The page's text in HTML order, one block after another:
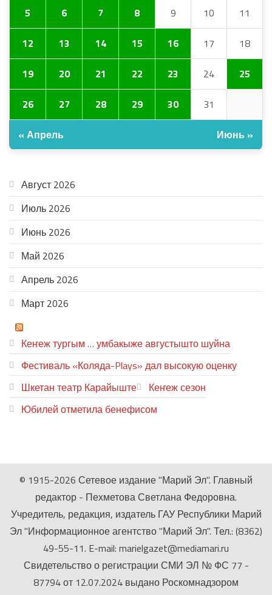
5 6 7 8 9 10 11
12 13 14 15 16 17 18
19 20 21 22 23 24 25
26 27 28 29 30 31
« Апрель Июнь »
Август 2026
Июль 2026
Июнь 2026
Май 2026
Апрель 2026
Март 2026
Кеҥеж тургым … умбакыже августышто шуйна
Фестиваль «Коляда-Plays» дал высокую оценку
Шкетан театр Карайыште
Кеҥеж сезон
Юбилей отметила бенефисом
© 1915-2026 Сетевое издание "Марий Эл". Главный
редактор - Пехметова Светлана Федоровна.
Учредитель, редакция, издатель ГАУ Республики Марий
Эл "Информационное агентство "Марий Эл". Тел.: (8362)
49-55-11. E-mail: marielgazet@mediamari.ru
Свидетельство о регистрации СМИ ЭЛ № ФС 77 -
87794 от 12.07.2024 выдано Роскомнадзором